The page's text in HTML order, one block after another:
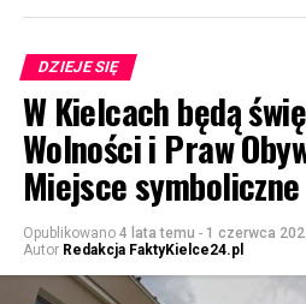
DZIEJE SIĘ
W Kielcach będą
Wolności i Praw
Miejsce symboliczne
Opublikowano 4 lata temu - 1 czerwca
Autor Redakcja FaktyKielce24.pl